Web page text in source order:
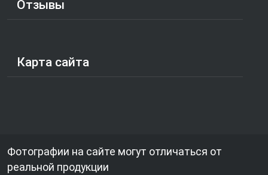
Отзывы
Карта сайта
Фотографии на сайте могут отличаться от
реальной продукции